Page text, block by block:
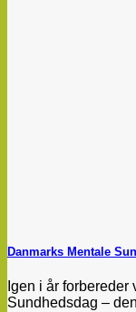
Danmarks Mentale
Igen i år
Sundhedsdag –